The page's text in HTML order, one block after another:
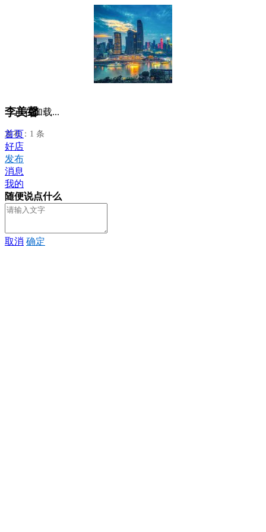
李美馨
发布：1 条
正在加载...
首页
好店
发布
消息
我的
随便说点什么
取消 确定